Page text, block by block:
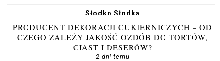
Słodko Słodka
PRODUCENT DEKORACJI CUKIERNICZYCH – OD
CZEGO ZALEŻY JAKOŚĆ OZDÓB DO TORTÓW,
CIAST I DESERÓW?
2 dni temu